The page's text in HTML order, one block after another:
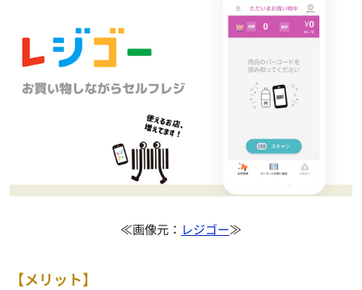
≪画像元： レジゴー≫
【メリット】